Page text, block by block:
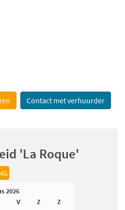
Contact met verhuurder
'La Roque'
2026
V Z
Z